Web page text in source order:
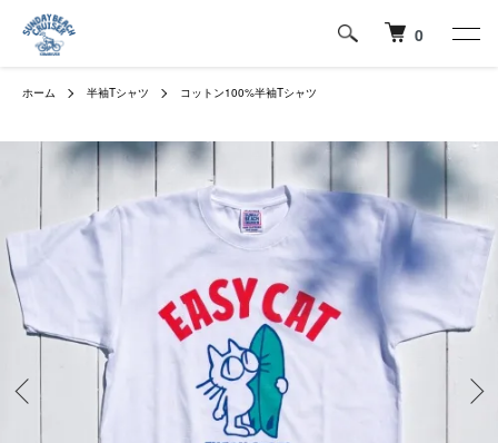
0
ホーム 半袖Tシャツ コットン100%半袖Tシャツ